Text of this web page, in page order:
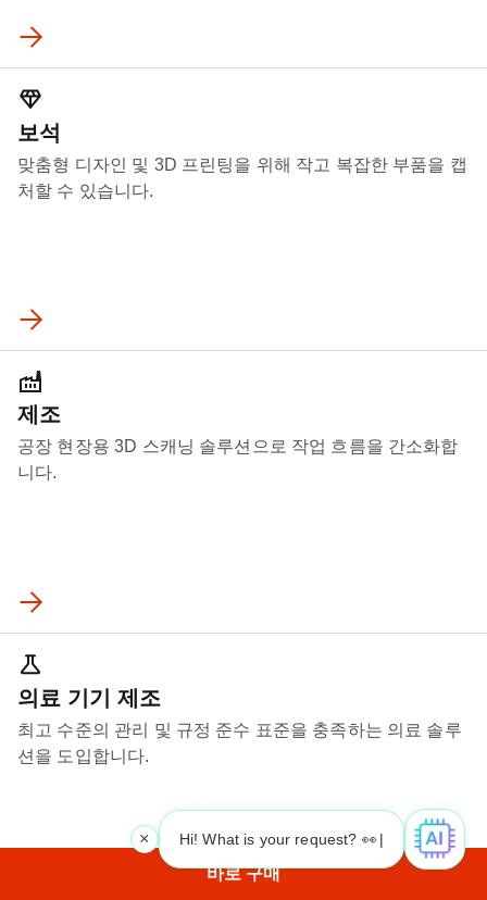
보석
맞춤형 디자인 및 3D 프린팅을 위해 작고 복잡한 부품을 캡
처할 수 있습니다.
제조
공장 현장용 3D 스캐닝 솔루션으로 작업 흐름을 간소화합
니다.
의료 기기 제조
최고 수준의 관리 및 규정 준수 표준을 충족하는 의료 솔루
션을 도입합니다.
Hi! What is your request? 👀|
×
바로 구매